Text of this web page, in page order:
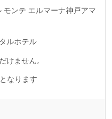
モンテ エルマーナ神戸アマ
ルホテル
けません。
なります